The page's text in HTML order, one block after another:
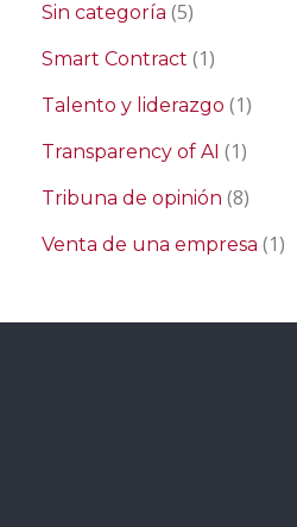
Sin categoría (5)
Smart Contract (1)
Talento y liderazgo (1)
Transparency of AI (1)
Tribuna de opinión (8)
Venta de una empresa (1)